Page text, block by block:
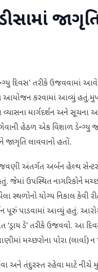
ડેન્ગ્યુ દિવસ' તરીકે
આયોજન કરવામાં આવ્યું
વ્યાસના માર્ગદર્શન અને
હેઠળ એક વિશાળ ડેન્ગ્યુ
લાવવાનો હતો.
અંતર્ગત અર્બન હેલ્થ સેન્ટર
જેમાં ઉપસ્થિત નાગરિકોને
સ્થળોનો યોગ્ય નિકાલ
પૂરું પાડવામાં આવ્યું હતું.
‘ડ્રાય ડે’ તરીકે ઉજવવો. આ
મચ્છરોના પોરા
અને તંદુરસ્ત રહેવા માટે